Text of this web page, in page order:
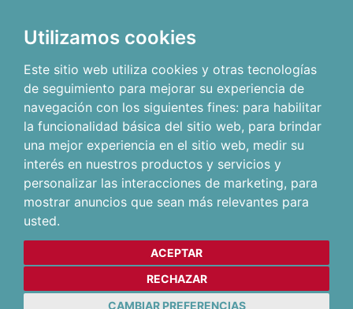
Utilizamos cookies
Este sitio web utiliza cookies y otras tecnologías
de seguimiento para mejorar su experiencia de
navegación con los siguientes fines: para habilitar
la funcionalidad básica del sitio web, para brindar
una mejor experiencia en el sitio web, medir su
interés en nuestros productos y servicios y
personalizar las interacciones de marketing, para
mostrar anuncios que sean más relevantes para
usted.
ACEPTAR
RECHAZAR
CAMBIAR PREFERENCIAS